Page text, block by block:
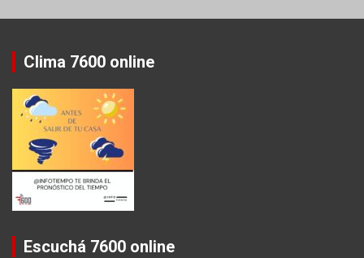
Clima 7600 online
Escuchá 7600 online